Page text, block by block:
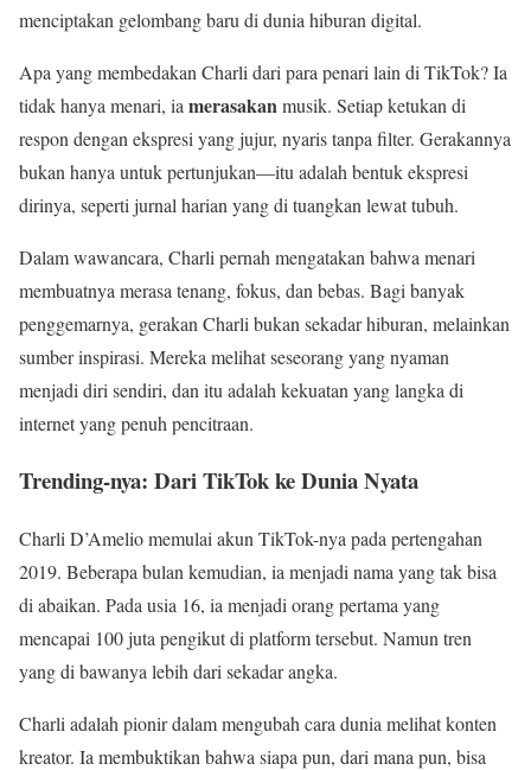
menciptakan gelombang baru di dunia hiburan digital.
Apa yang membedakan Charli dari para penari lain di TikTok? Ia
tidak hanya menari, ia merasakan musik. Setiap ketukan di
respon dengan ekspresi yang jujur, nyaris tanpa filter. Gerakannya
bukan hanya untuk pertunjukan—itu adalah bentuk ekspresi
dirinya, seperti jurnal harian yang di tuangkan lewat tubuh.
Dalam wawancara, Charli pernah mengatakan bahwa menari
membuatnya merasa tenang, fokus, dan bebas. Bagi banyak
penggemarnya, gerakan Charli bukan sekadar hiburan, melainkan
sumber inspirasi. Mereka melihat seseorang yang nyaman
menjadi diri sendiri, dan itu adalah kekuatan yang langka di
internet yang penuh pencitraan.
Trending-nya: Dari TikTok ke Dunia Nyata
Charli D’Amelio memulai akun TikTok-nya pada pertengahan
2019. Beberapa bulan kemudian, ia menjadi nama yang tak bisa
di abaikan. Pada usia 16, ia menjadi orang pertama yang
mencapai 100 juta pengikut di platform tersebut. Namun tren
yang di bawanya lebih dari sekadar angka.
Charli adalah pionir dalam mengubah cara dunia melihat konten
kreator. Ia membuktikan bahwa siapa pun, dari mana pun, bisa